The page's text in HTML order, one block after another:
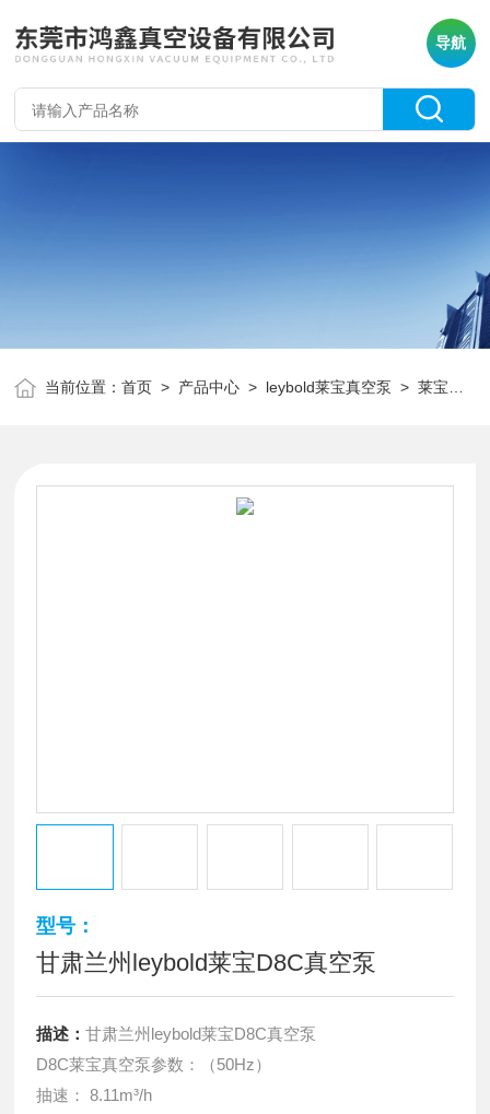
导航
当前位置：首页 > 产品中心 > leybold莱宝真空泵 >莱宝真空泵
型号：
甘肃兰州leybold莱宝D8C真空泵
描述：甘肃兰州leybold莱宝D8C真空泵
D8C莱宝真空泵参数：（50Hz）
抽速： 8.11m³/h